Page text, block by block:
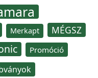
Merkapt MÉGSZ
Promóció